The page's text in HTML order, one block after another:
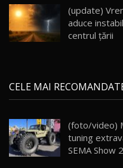
23:36
20
Noul
29:08
21
Micul
16:59
22
Noua
26:59
(update)
aduce
centrul țării
CELE MAI
(foto/video)
tuning
SEMA Show